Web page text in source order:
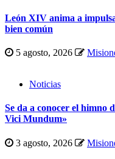
León XIV anima a
bien común
5 agosto, 2026
Noticias
Se da a conocer el himno
Vici Mundum»
3 agosto, 2026